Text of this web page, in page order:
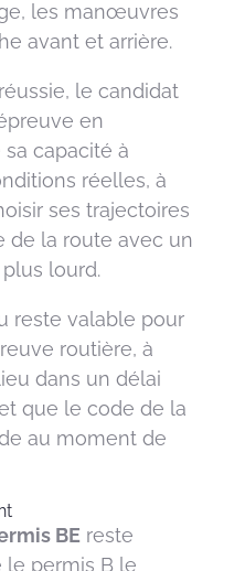
les manœuvres
avant et arrière.
le candidat
en
capacité à
réelles, à
ses trajectoires
de la route avec un
lourd.
reste valable pour
routière, à
dans un délai
que le code de la
au moment de
BEreste
le permis B le